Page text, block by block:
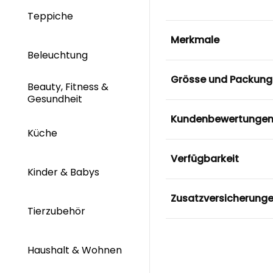
Teppiche
Beleuchtung
Beauty, Fitness &
Gesundheit
Küche
Kinder & Babys
Tierzubehör
Haushalt & Wohnen
Merkmale
Grösse und Packung
Kundenbewertungen
Verfügbarkeit